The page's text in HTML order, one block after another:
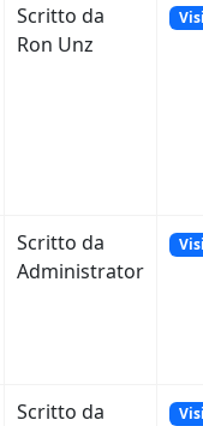
Scritto da
Ron Unz
Scritto da
Administrator
Scritto da